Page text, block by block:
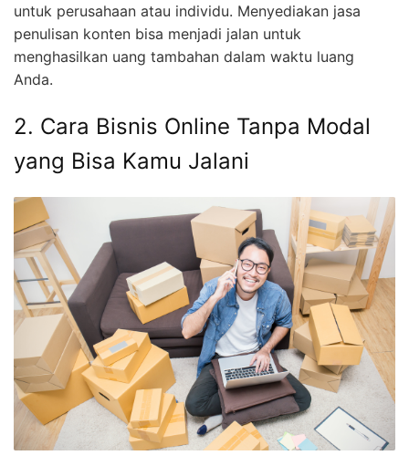
untuk perusahaan atau individu. Menyediakan jasa
penulisan konten bisa menjadi jalan untuk
menghasilkan uang tambahan dalam waktu luang
Anda.
2. Cara Bisnis Online Tanpa Modal
yang Bisa Kamu Jalani